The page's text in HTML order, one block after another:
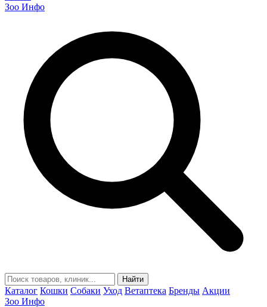
Зоо Инфо
Найти
Каталог Кошки Собаки Уход Ветаптека Бренды Акции
Зоо Инфо